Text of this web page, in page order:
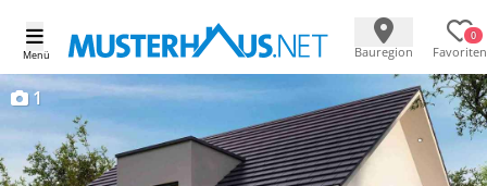
Menü Bauregion
0
Favoriten
1